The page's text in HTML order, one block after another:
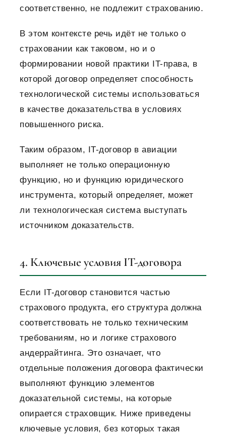
соответственно, не подлежит страхованию.
В этом контексте речь идёт не только о
страховании как таковом, но и о
формировании новой практики IT-права, в
которой договор определяет способность
технологической системы использоваться
в качестве доказательства в условиях
повышенного риска.
Таким образом, IT-договор в авиации
выполняет не только операционную
функцию, но и функцию юридического
инструмента, который определяет, может
ли технологическая система выступать
источником доказательств.
4. Ключевые условия IT-договора
Если IT-договор становится частью
страхового продукта, его структура должна
соответствовать не только техническим
требованиям, но и логике страхового
андеррайтинга. Это означает, что
отдельные положения договора фактически
выполняют функцию элементов
доказательной системы, на которые
опирается страховщик. Ниже приведены
ключевые условия, без которых такая